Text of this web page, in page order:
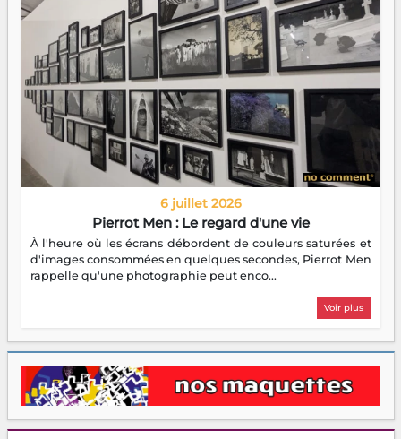
6 juillet 2026
Pierrot Men : Le regard d'une vie
À l'heure où les écrans débordent de couleurs saturées et
d'images consommées en quelques secondes, Pierrot Men
rappelle qu'une photographie peut enco...
Voir plus